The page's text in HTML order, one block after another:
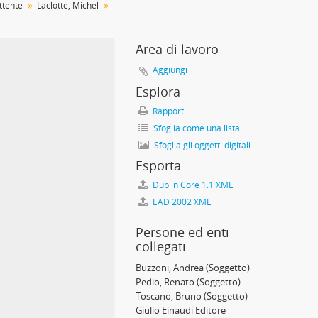
Laclotte, Michel
Area di lavoro
Aggiungi
Esplora
Rapporti
Sfoglia come una lista
Sfoglia gli oggetti digitali
Esporta
Dublin Core 1.1 XML
EAD 2002 XML
Persone ed enti
collegati
Buzzoni, Andrea(Soggetto)
Pedio, Renato (Soggetto)
Toscano, Bruno (Soggetto)
Giulio Einaudi Editore